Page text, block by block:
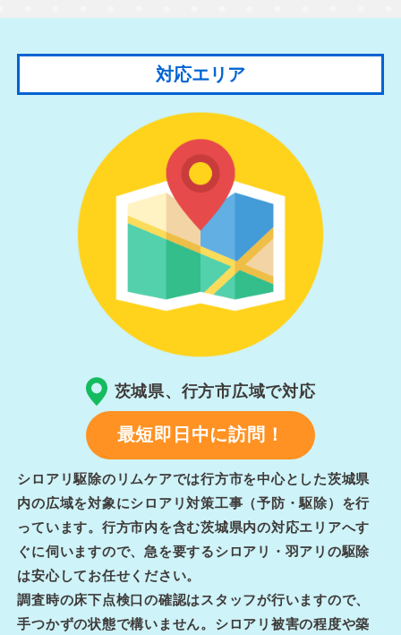
対応エリア
茨城県、行方市広域で対応
最短即日中に訪問！
シロアリ駆除のリムケアでは行方市を中心とした茨城県
内の広域を対象にシロアリ対策工事（予防・駆除）を行
っています。行方市内を含む茨城県内の対応エリアへす
ぐに伺いますので、急を要するシロアリ・羽アリの駆除
は安心してお任せください。
調査時の床下点検口の確認はスタッフが行いますので、
手つかずの状態で構いません。シロアリ被害の程度や築